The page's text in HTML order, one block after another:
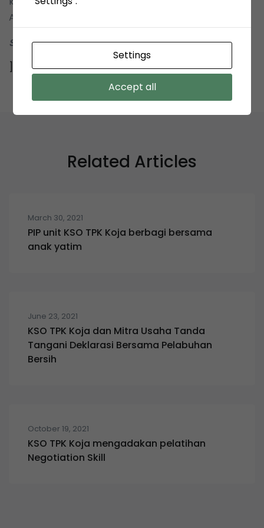
Aamiin Ya Rabbal Alamin
Sekper TPK-Koja
]]>
Related Articles
March 30, 2021
PIP unit KSO TPK Koja berbagi bersama
anak yatim
June 23, 2021
KSO TPK Koja dan Mitra Usaha Tanda
Tangani Deklarasi Bersama Pelabuhan
Bersih
October 19, 2021
KSO TPK Koja mengadakan pelatihan
Negotiation Skill
Settings
Accept all